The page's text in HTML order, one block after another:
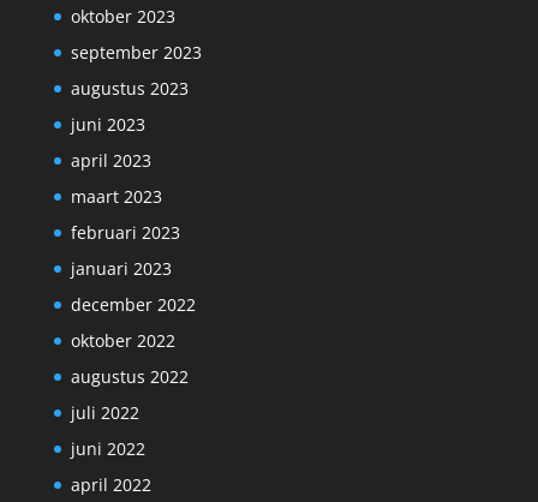
oktober 2023
september 2023
augustus 2023
juni 2023
april 2023
maart 2023
februari 2023
januari 2023
december 2022
oktober 2022
augustus 2022
juli 2022
juni 2022
april 2022